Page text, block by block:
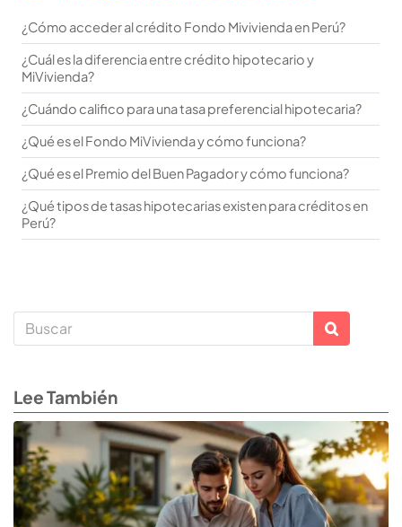
¿Cómo acceder al crédito Fondo Mivivienda en Perú?
¿Cuál es la diferencia entre crédito hipotecario y
MiVivienda?
¿Cuándo califico para una tasa preferencial hipotecaria?
¿Qué es el Fondo MiVivienda y cómo funciona?
¿Qué es el Premio del Buen Pagador y cómo funciona?
¿Qué tipos de tasas hipotecarias existen para créditos en
Perú?
Lee También